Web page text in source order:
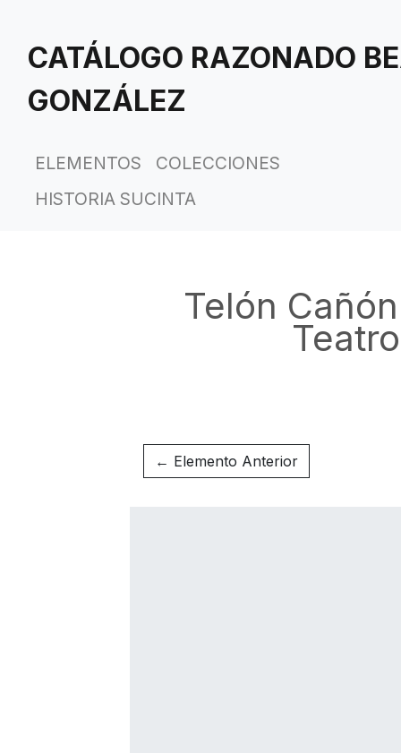
contenido
CATÁLOGO RAZONADO
GONZÁLEZ
ELEMENTOS
COLECCIONES
HISTORIA SUCINTA
Telón
← Elemento Anterior